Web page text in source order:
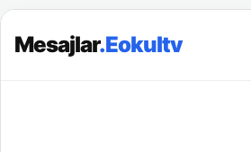
Mesajlar.Eokultv